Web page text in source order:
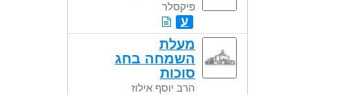
פיקסלר
ע
מעלת
השמחה בחג
סוכות
הרב יוסף אילוז